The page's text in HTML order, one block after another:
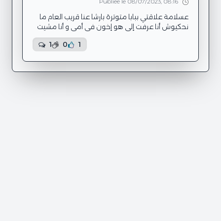
عسلامة علاقتي ببابا متوترة بارشا عنا قريب العام ما
نحكيوش أنا عرفت إلي هو إخون في أمي و أنا مشيت
عاودتلها إلي عرفتو الكل و من وقتها لا عاد يحكي
معايا لا يصرف عليا قول ما جابنيش لدنيا أصلا خلاني
1
0
1